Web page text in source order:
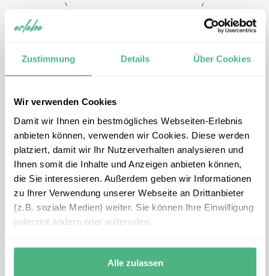
Zustimmung Details Über Cookies
Wir verwenden Cookies
Damit wir Ihnen ein bestmögliches Webseiten-Erlebnis
anbieten können, verwenden wir Cookies. Diese werden
platziert, damit wir Ihr Nutzerverhalten analysieren und
Ihnen somit die Inhalte und Anzeigen anbieten können,
die Sie interessieren. Außerdem geben wir Informationen
zu Ihrer Verwendung unserer Webseite an Drittanbieter
(z.B. soziale Medien) weiter. Sie können Ihre Einwilligung
jederzeit ändern oder widerrufen.
Alle zulassen
E-Mail
suedafrika@erlebe.de
Montag – Freitag: